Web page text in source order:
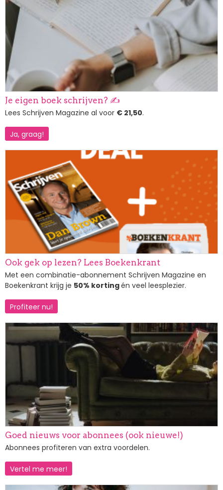
Je eigen boek schrijven? ✍️
Lees Schrijven Magazine al voor € 21,50.
Ja, graag!
Ook gek op lezen? Lees Boekenkrant
Met een combinatie-abonnement Schrijven Magazine en
Boekenkrant krijg je 50% kortingén veel leesplezier.
Profiteer nu!
Afbeelding
Goed nieuws voor abonnees (ook nieuwe!)
Abonnees profiteren van extra voordelen.
Vertel me meer!